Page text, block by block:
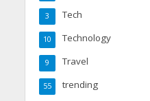
Tech
3
Technology
10
Travel
9
trending
55